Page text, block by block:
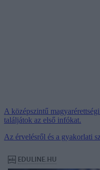
A középszintű
találjátok az első infókat.
Az érvelésről és a gyakorlati